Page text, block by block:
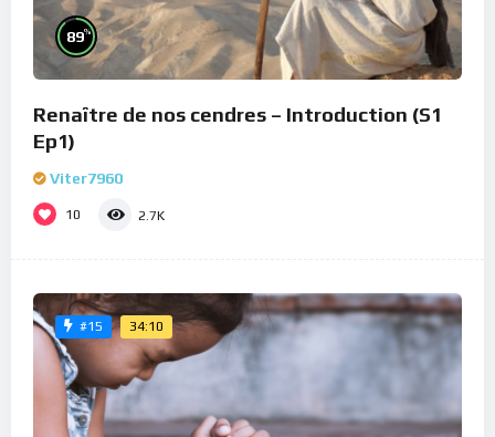
89%
Renaître de nos cendres – Introduction (S1
Ep1)
Viter7960
10 2.7K
#15 34:10